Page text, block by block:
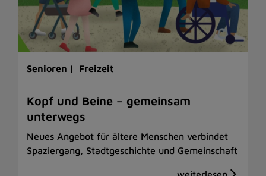
Senioren | Freizeit
Kopf und Beine – gemeinsam
unterwegs
Neues Angebot für ältere Menschen verbindet
Spaziergang, Stadtgeschichte und Gemeinschaft